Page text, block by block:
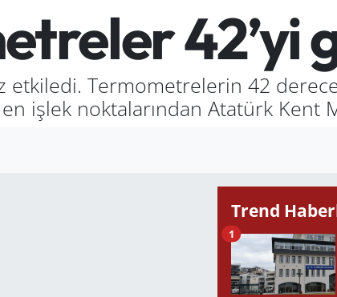
42’yi
etkiledi. Termometrelerin 42
işlek noktalarından Atatürk Kent
Trend
1